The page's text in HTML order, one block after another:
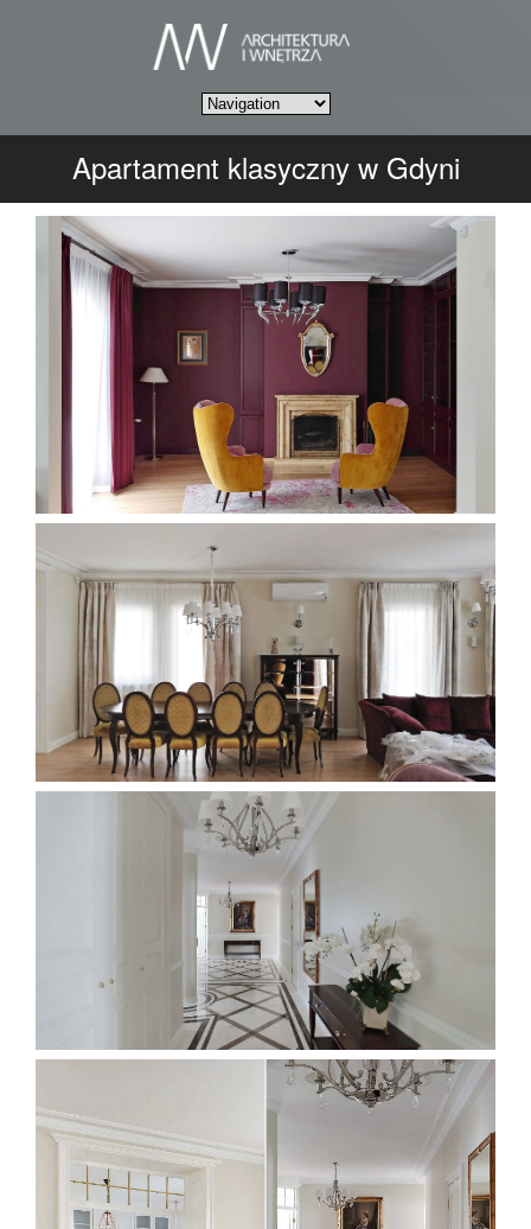
Apartament klasyczny w Gdyni